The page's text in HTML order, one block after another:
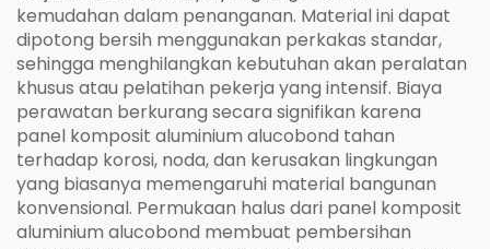
kemudahan dalam penanganan. Material ini dapat
dipotong bersih menggunakan perkakas standar,
sehingga menghilangkan kebutuhan akan peralatan
khusus atau pelatihan pekerja yang intensif. Biaya
perawatan berkurang secara signifikan karena
panel komposit aluminium alucobond tahan
terhadap korosi, noda, dan kerusakan lingkungan
yang biasanya memengaruhi material bangunan
konvensional. Permukaan halus dari panel komposit
aluminium alucobond membuat pembersihan